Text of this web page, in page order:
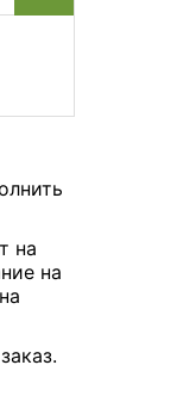
на
на